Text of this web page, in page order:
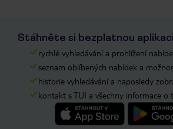
Stáhněte si bezplatnou
rychlé vyhledávání a prohlížení
seznam oblíbených nabídek a
historie vyhledávání a naposledy
kontakt s TUI a všechny informace o